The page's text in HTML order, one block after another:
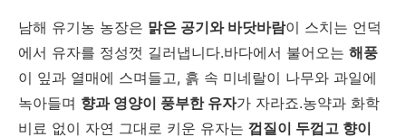
남해 유기농 농장은 맑은 공기와 바닷바람이 스치는 언덕
에서 유자를 정성껏 길러냅니다.바다에서 불어오는 해풍
이 잎과 열매에 스며들고, 흙 속 미네랄이 나무와 과일에
녹아들며 향과 영양이 풍부한 유자가 자라죠.농약과 화학
비료 없이 자연 그대로 키운 유자는 껍질이 두껍고 향이